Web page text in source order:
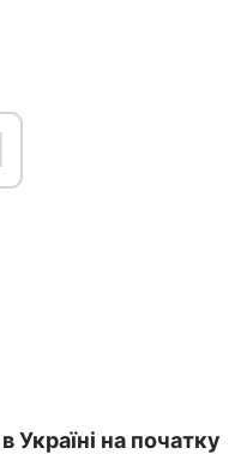
Україні на початку